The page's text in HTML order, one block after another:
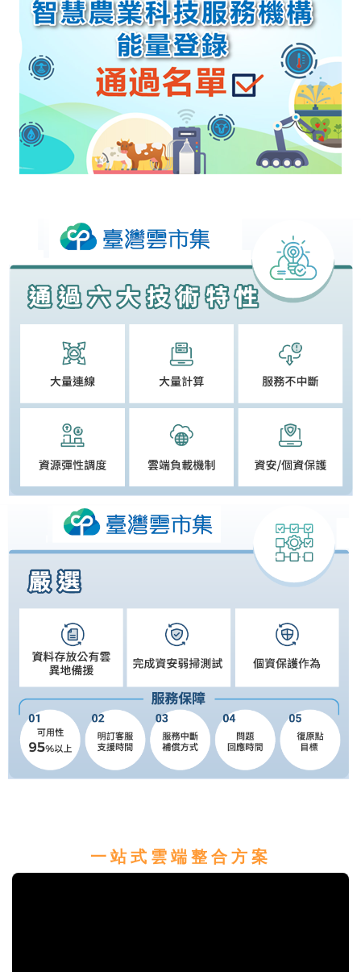
一站式 雲 端 整 合 方 案